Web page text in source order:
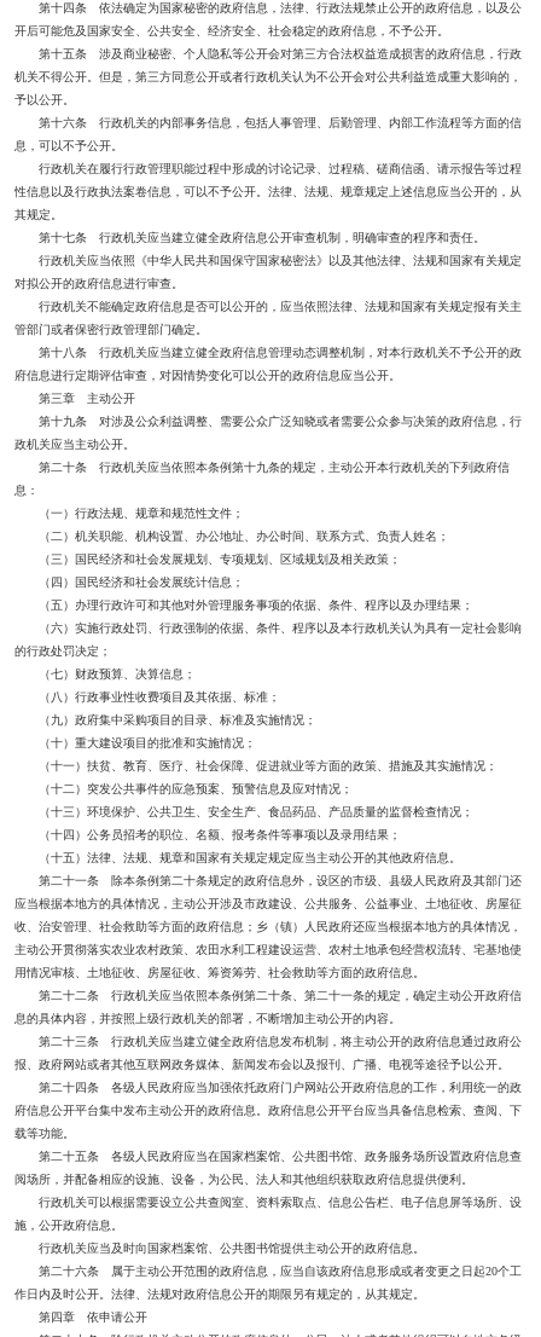
第十四条 依法确定为国家秘密的政府信息，法律、行政法规禁止公开的政府信息，以及公
开后可能危及国家安全、公共安全、经济安全、社会稳定的政府信息，不予公开。
第十五条 涉及商业秘密、个人隐私等公开会对第三方合法权益造成损害的政府信息，行政
机关不得公开。但是，第三方同意公开或者行政机关认为不公开会对公共利益造成重大影响的，
予以公开。
第十六条 行政机关的内部事务信息，包括人事管理、后勤管理、内部工作流程等方面的信
息，可以不予公开。
行政机关在履行行政管理职能过程中形成的讨论记录、过程稿、磋商信函、请示报告等过程
性信息以及行政执法案卷信息，可以不予公开。法律、法规、规章规定上述信息应当公开的，从
其规定。
第十七条 行政机关应当建立健全政府信息公开审查机制，明确审查的程序和责任。
行政机关应当依照《中华人民共和国保守国家秘密法》以及其他法律、法规和国家有关规定
对拟公开的政府信息进行审查。
行政机关不能确定政府信息是否可以公开的，应当依照法律、法规和国家有关规定报有关主
管部门或者保密行政管理部门确定。
第十八条 行政机关应当建立健全政府信息管理动态调整机制，对本行政机关不予公开的政
府信息进行定期评估审查，对因情势变化可以公开的政府信息应当公开。
第三章 主动公开
第十九条 对涉及公众利益调整、需要公众广泛知晓或者需要公众参与决策的政府信息，行
政机关应当主动公开。
第二十条 行政机关应当依照本条例第十九条的规定，主动公开本行政机关的下列政府信
息：
（一）行政法规、规章和规范性文件；
（二）机关职能、机构设置、办公地址、办公时间、联系方式、负责人姓名；
（三）国民经济和社会发展规划、专项规划、区域规划及相关政策；
（四）国民经济和社会发展统计信息；
（五）办理行政许可和其他对外管理服务事项的依据、条件、程序以及办理结果；
（六）实施行政处罚、行政强制的依据、条件、程序以及本行政机关认为具有一定社会影响
的行政处罚决定；
（七）财政预算、决算信息；
（八）行政事业性收费项目及其依据、标准；
（九）政府集中采购项目的目录、标准及实施情况；
（十）重大建设项目的批准和实施情况；
（十一）扶贫、教育、医疗、社会保障、促进就业等方面的政策、措施及其实施情况；
（十二）突发公共事件的应急预案、预警信息及应对情况；
（十三）环境保护、公共卫生、安全生产、食品药品、产品质量的监督检查情况；
（十四）公务员招考的职位、名额、报考条件等事项以及录用结果；
（十五）法律、法规、规章和国家有关规定规定应当主动公开的其他政府信息。
第二十一条 除本条例第二十条规定的政府信息外，设区的市级、县级人民政府及其部门还
应当根据本地方的具体情况，主动公开涉及市政建设、公共服务、公益事业、土地征收、房屋征
收、治安管理、社会救助等方面的政府信息；乡（镇）人民政府还应当根据本地方的具体情况，
主动公开贯彻落实农业农村政策、农田水利工程建设运营、农村土地承包经营权流转、宅基地使
用情况审核、土地征收、房屋征收、筹资筹劳、社会救助等方面的政府信息。
第二十二条 行政机关应当依照本条例第二十条、第二十一条的规定，确定主动公开政府信
息的具体内容，并按照上级行政机关的部署，不断增加主动公开的内容。
第二十三条 行政机关应当建立健全政府信息发布机制，将主动公开的政府信息通过政府公
报、政府网站或者其他互联网政务媒体、新闻发布会以及报刊、广播、电视等途径予以公开。
第二十四条 各级人民政府应当加强依托政府门户网站公开政府信息的工作，利用统一的政
府信息公开平台集中发布主动公开的政府信息。政府信息公开平台应当具备信息检索、查阅、下
载等功能。
第二十五条 各级人民政府应当在国家档案馆、公共图书馆、政务服务场所设置政府信息查
阅场所，并配备相应的设施、设备，为公民、法人和其他组织获取政府信息提供便利。
行政机关可以根据需要设立公共查阅室、资料索取点、信息公告栏、电子信息屏等场所、设
施，公开政府信息。
行政机关应当及时向国家档案馆、公共图书馆提供主动公开的政府信息。
第二十六条 属于主动公开范围的政府信息，应当自该政府信息形成或者变更之日起20个工
作日内及时公开。法律、法规对政府信息公开的期限另有规定的，从其规定。
第四章 依申请公开